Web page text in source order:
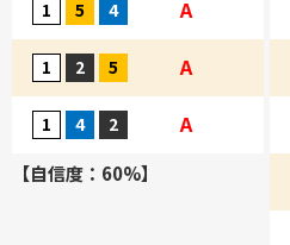
A
A
A
【自信度：60%】